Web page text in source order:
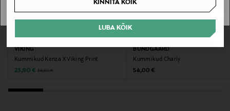
KINNITA KÕIK
LUBA KÕIK
Valmistaja tootenumber
1-12150
Tootja
VIKING JALKINEET OY
SOODUSTUS 40%
VIKING
Kummikud Kenza X Viking Print
Discounted Price
23,90 € Original Price
39,90 €
EELIS KUPONGIGA
BUNDGAARD
Kummikud Charly
Original Price
54,00 €